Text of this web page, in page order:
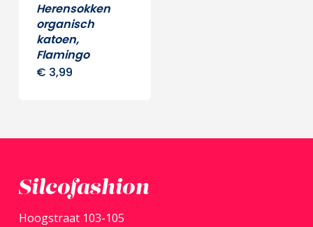
Herensokken
organisch
katoen,
Flamingo
€ 3,99
Silcofashion
Hoogstraat 103-105